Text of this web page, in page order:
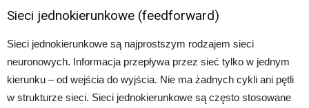
Sieci jednokierunkowe (feedforward)
Sieci jednokierunkowe są najprostszym rodzajem sieci
neuronowych. Informacja przepływa przez sieć tylko w jednym
kierunku – od wejścia do wyjścia. Nie ma żadnych cykli ani pętli
w strukturze sieci. Sieci jednokierunkowe są często stosowane